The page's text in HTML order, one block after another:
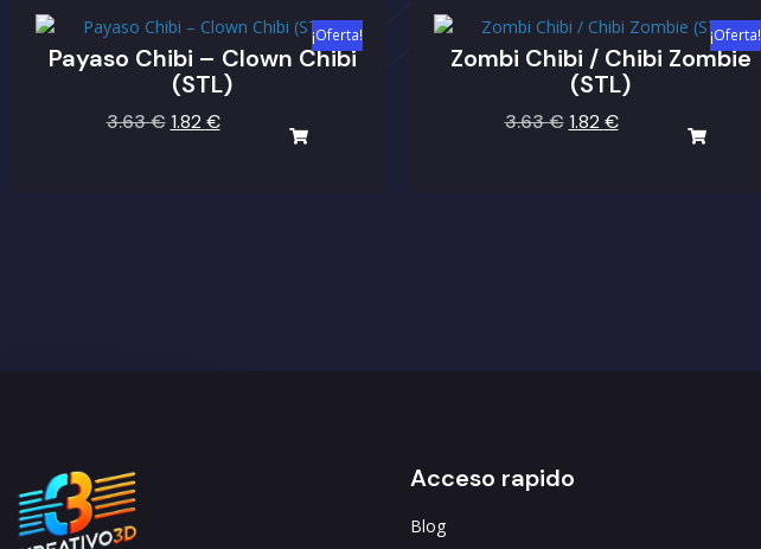
¡Oferta!
Payaso Chibi – Clown Chibi
(STL)
3.63€ 1.82 €
¡Oferta!
Zombi Chibi / Chibi Zombie
(STL)
3.63€ 1.82 €
Acceso rapido
Blog